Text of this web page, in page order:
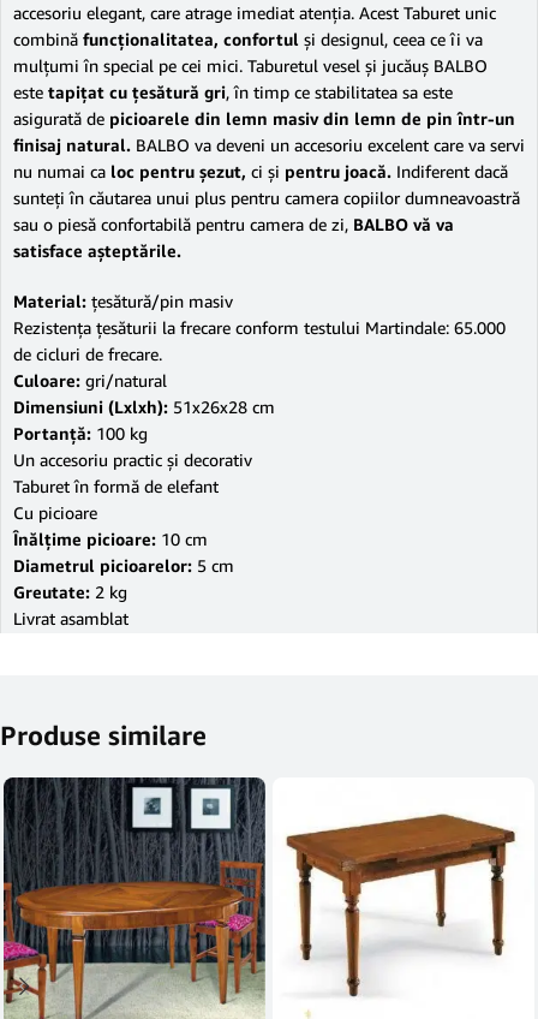
accesoriu elegant, care atrage imediat atenţia. Acest Taburet unic
combină funcţionalitatea, confortul şi designul, ceea ce îi va
mulţumi în special pe cei mici. Taburetul vesel şi jucăuş BALBO
este tapiţat cu ţesătură gri, în timp ce stabilitatea sa este
asigurată de picioarele din lemn masiv din lemn de pin într-un
finisaj natural. BALBO va deveni un accesoriu excelent care va servi
nu numai ca loc pentru şezut, ci şi pentru joacă. Indiferent dacă
sunteţi în căutarea unui plus pentru camera copiilor dumneavoastră
sau o piesă confortabilă pentru camera de zi, BALBO vă va
satisface aşteptările.
Material: ţesătură/pin masiv
Rezistenţa ţesăturii la frecare conform testului Martindale: 65.000
de cicluri de frecare.
Culoare: gri/natural
Dimensiuni (Lxlxh): 51x26x28 cm
Portanţă: 100 kg
Un accesoriu practic şi decorativ
Taburet în formă de elefant
Cu picioare
Înălţime picioare: 10 cm
Diametrul picioarelor: 5 cm
Greutate: 2 kg
Livrat asamblat
Produse similare